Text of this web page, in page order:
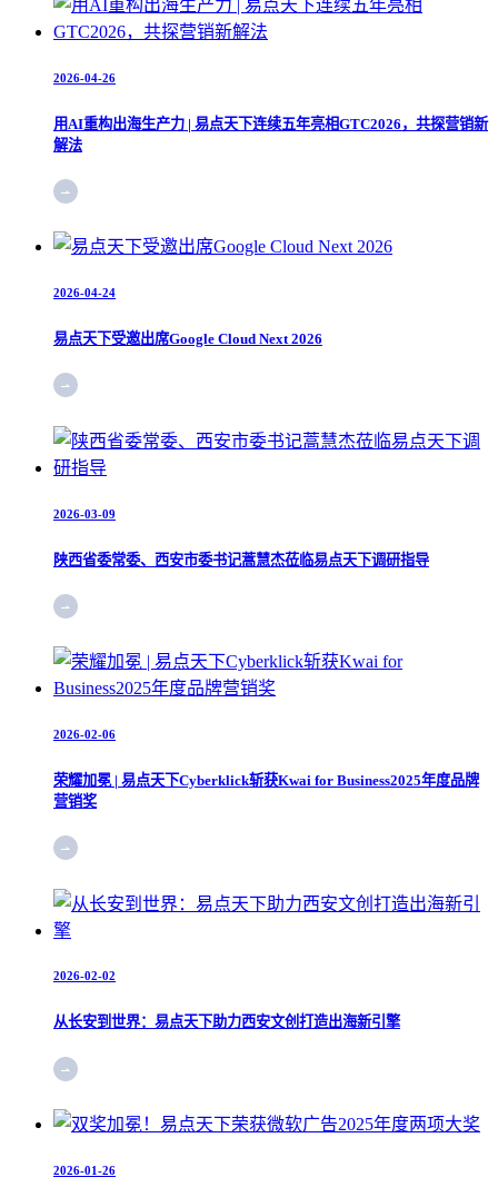
2026-04-26
用AI重构出海生产力 | 易点天下连续五年亮相GTC2026，共探营销新
解法
2026-04-24
易点天下受邀出席Google Cloud Next 2026
2026-03-09
陕西省委常委、西安市委书记蒿慧杰莅临易点天下调研指导
2026-02-06
荣耀加冕 | 易点天下Cyberklick斩获Kwai for Business2025年度品牌
营销奖
2026-02-02
从长安到世界：易点天下助力西安文创打造出海新引擎
2026-01-26